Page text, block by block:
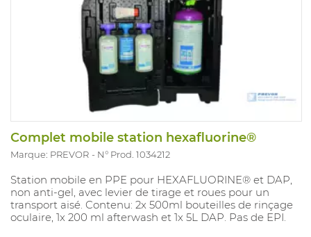
Complet mobile station hexafluorine®
Marque: PREVOR N° Prod. 1034212
Station mobile en PPE pour HEXAFLUORINE® et DAP,
non anti-gel, avec levier de tirage et roues pour un
transport aisé. Contenu: 2x 500ml bouteilles de rinçage
oculaire, 1x 200 ml afterwash et 1x 5L DAP. Pas de EPI.